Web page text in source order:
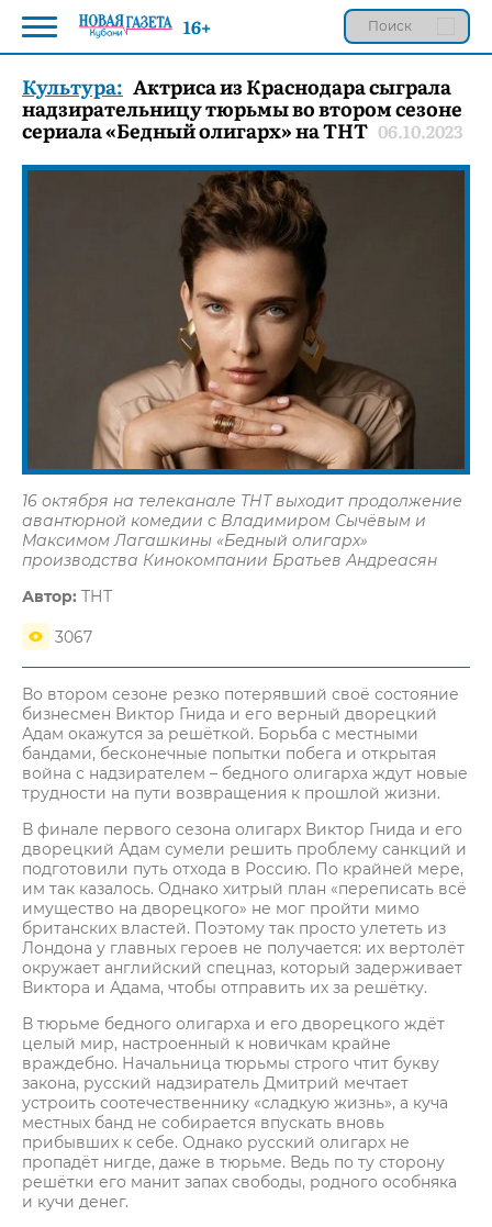
Культура: Актриса из Краснодара сыграла
надзирательницу тюрьмы во втором сезоне
сериала «Бедный олигарх» на ТНТ 06.10.2023
16 октября на телеканале ТНТ выходит продолжение
авантюрной комедии с Владимиром Сычёвым и
Максимом Лагашкины «Бедный олигарх»
производства Кинокомпании Братьев Андреасян
Автор: ТНТ
3067
Во втором сезоне резко потерявший своё состояние
бизнесмен Виктор Гнида и его верный дворецкий
Адам окажутся за решёткой. Борьба с местными
бандами, бесконечные попытки побега и открытая
война с надзирателем – бедного олигарха ждут новые
трудности на пути возвращения к прошлой жизни.
В финале первого сезона олигарх Виктор Гнида и его
дворецкий Адам сумели решить проблему санкций и
подготовили путь отхода в Россию. По крайней мере,
им так казалось. Однако хитрый план «переписать всё
имущество на дворецкого» не мог пройти мимо
британских властей. Поэтому так просто улететь из
Лондона у главных героев не получается: их вертолёт
окружает английский спецназ, который задерживает
Виктора и Адама, чтобы отправить их за решётку.
В тюрьме бедного олигарха и его дворецкого ждёт
целый мир, настроенный к новичкам крайне
враждебно. Начальница тюрьмы строго чтит букву
закона, русский надзиратель Дмитрий мечтает
устроить соотечественнику «сладкую жизнь», а куча
местных банд не собирается впускать вновь
прибывших к себе. Однако русский олигарх не
пропадёт нигде, даже в тюрьме. Ведь по ту сторону
решётки его манит запах свободы, родного особняка
и кучи денег.
16+